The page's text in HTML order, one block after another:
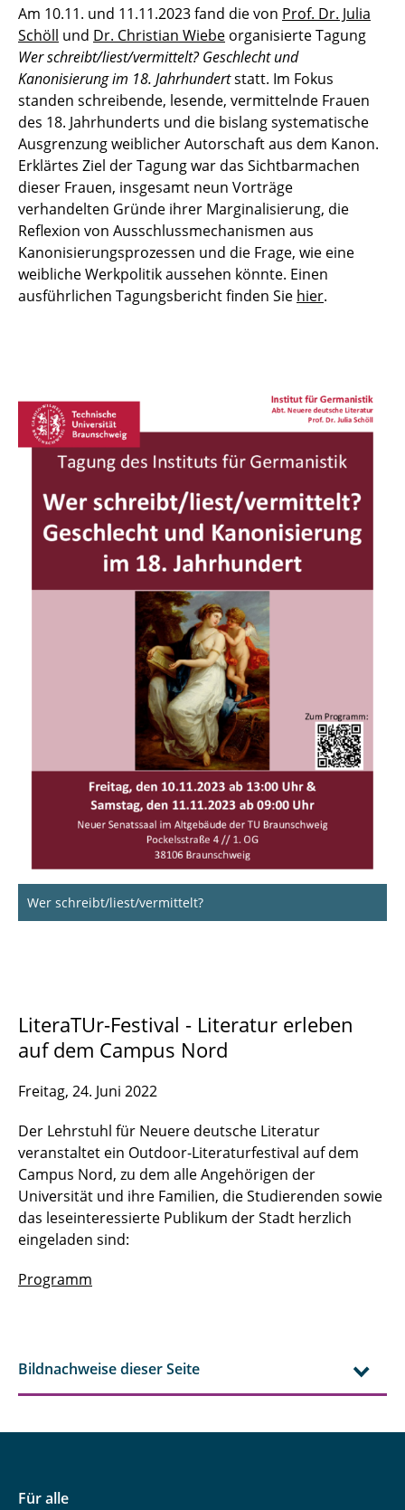
Am 10.11. und 11.11.2023 fand die von Prof. Dr. Julia
Schöll und Dr. Christian Wiebe orga­ni­sierte Tagung
Wer schreibt/liest/vermittelt? Geschlecht und
Kanonisierung im 18. Jahrhundertstatt. Im Fokus
standen schreibende, lesende, vermittelnde Frauen
des 18. Jahrhunderts und die bislang systematische
Ausgrenzung weiblicher Autorschaft aus dem Kanon.
Erklärtes Ziel der Tagung war das Sichtbarmachen
dieser Frauen, insgesamt neun Vorträge
verhandelten Gründe ihrer Marginalisierung, die
Reflexion von Ausschlussmechanismen aus
Kanonisierungsprozessen und die Frage, wie eine
weibliche Werkpolitik aussehen könnte. Einen
ausführlichen Tagungsbericht finden Sie hier.
Wer schreibt/liest/vermittelt?
LiteraTUr-Festival - Literatur erleben
auf dem Campus Nord
Freitag, 24. Juni 2022
Der Lehrstuhl für Neuere deutsche Literatur
veranstaltet ein Outdoor-Literaturfestival auf dem
Campus Nord, zu dem alle Angehörigen der
Universität und ihre Familien, die Studierenden sowie
das leseinteressierte Publikum der Stadt herzlich
eingeladen sind:
Programm
Bildnachweise dieser Seite
Für alle